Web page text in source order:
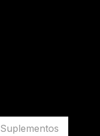
Suplementos